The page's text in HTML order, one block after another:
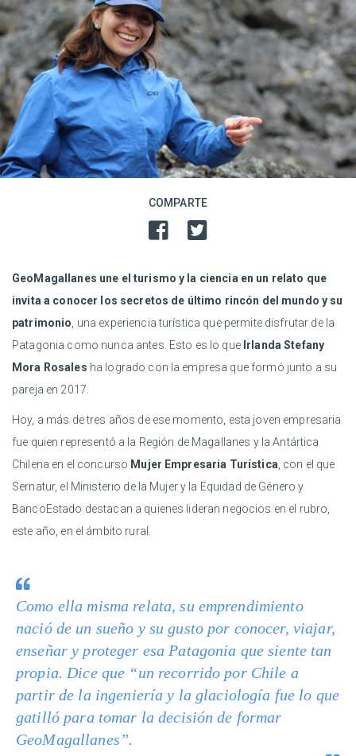
COMPARTE
GeoMagallanes une el turismo y la ciencia en un relato que
invita a conocer los secretos de último rincón del mundo y su
patrimonio , una experiencia turística que permite disfrutar de la
Patagonia como nunca antes. Esto es lo que Irlanda Stefany
Mora Rosales ha logrado con la empresa que formó junto a su
pareja en 2017.
Hoy, a más de tres años de ese momento, esta joven empresaria
fue quien representó a la Región de Magallanes y la Antártica
Chilena en el concurso Mujer Empresaria Turística , con el que
Sernatur, el Ministerio de la Mujer y la Equidad de Género y
BancoEstado destacan a quienes lideran negocios en el rubro,
este año, en el ámbito rural.
Como ella misma relata, su emprendimiento
nació de un sueño y su gusto por conocer, viajar,
enseñar y proteger esa Patagonia que siente tan
propia. Dice que “un recorrido por Chile a
partir de la ingeniería y la glaciología fue lo que
gatilló para tomar la decisión de formar
GeoMagallanes”.